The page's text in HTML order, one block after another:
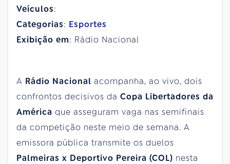
Veículos:
Categorias: Esportes
Exibição em: Rádio Nacional
A Rádio Nacional acompanha, ao vivo, dois
confrontos decisivos da Copa Libertadores da
América que asseguram vaga nas semifinais
da competição neste meio de semana. A
emissora pública transmite os duelos
Palmeiras x Deportivo Pereira (COL) nesta